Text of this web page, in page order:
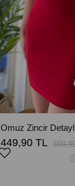
449,90 TL